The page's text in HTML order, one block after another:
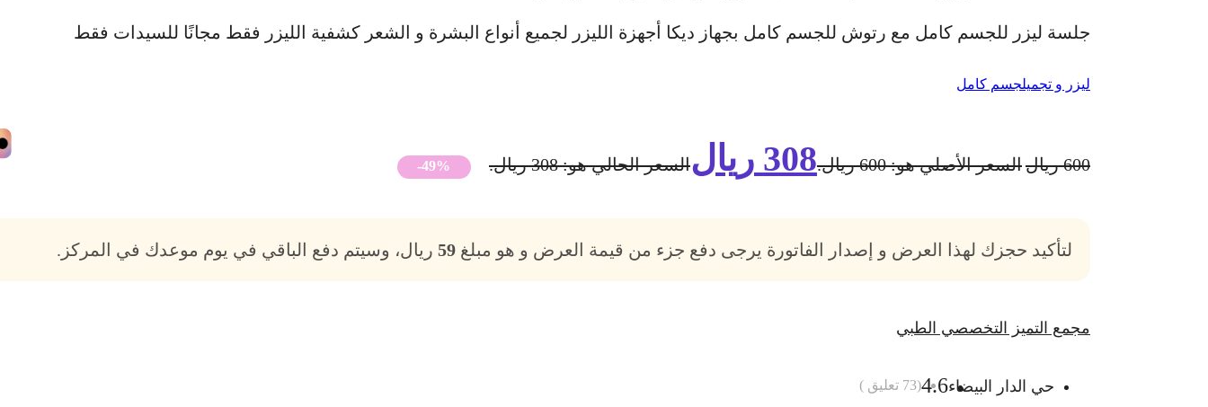
جلسة ليزر للجسم كامل مع رتوش للجسم كامل بجهاز ديكا أجهزة الليزر لجميع أنواع البشرة و الشعر كشفية الليزر فقط مجانًا للسيدات فقط
ليزر و تجميلجسم كامل
600 ريالالسعر الأصلي هو: 600 ريال. 308 ريالالسعر الحالي هو: 308 ريال. -49%
لتأكيد حجزك لهذا العرض و إصدار الفاتورة يرجى دفع جزء من قيمة العرض و هو مبلغ59 ريال، وسيتم دفع الباقي في يوم موعدك في المركز.
مجمع التميز التخصصي الطبي
حي الدار البيضاء4.6
(
73 تعليق )